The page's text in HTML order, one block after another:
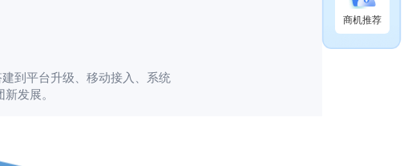
到平台升级、移动接入、系统
发展。
商机推荐